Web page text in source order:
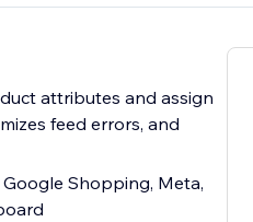
attributes and assign
feed errors, and
Shopping, Meta,